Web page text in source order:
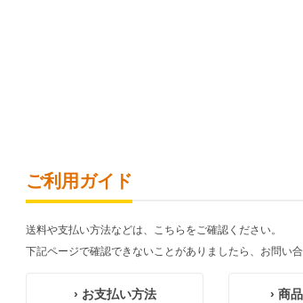
ご利用ガイド
送料や支払い方法などは、こちらをご確認ください。
下記ページで確認できないことがありましたら、お問い合
› お支払い方法 › 商